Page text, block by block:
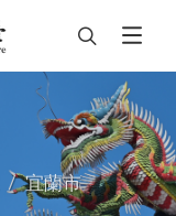
宜蘭市